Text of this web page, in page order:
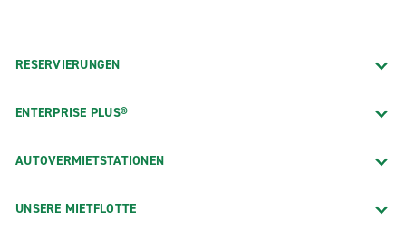
RESERVIERUNGEN
ENTERPRISE PLUS®
AUTOVERMIETSTATIONEN
UNSERE MIETFLOTTE